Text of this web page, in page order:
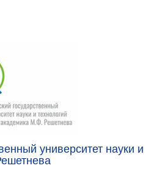
университет науки и